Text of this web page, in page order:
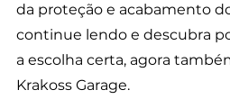
da proteção e acabamento
continue lendo e descubra
a escolha certa, agora
Krakoss Garage.